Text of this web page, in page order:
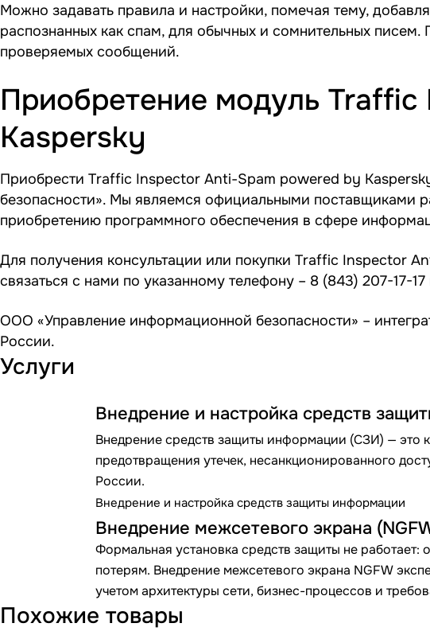
Можно задавать правила и настройки, помечая тему,
распознанных как спам, для обычных и сомнительных
проверяемых сообщений.
Приобретение модуль
Kaspersky
Приобрести Traffic Inspector Anti-Spam powered by
безопасности». Мы являемся официальными поставщиками
приобретению программного обеспечения в сфере
Для получения консультации или покупки Traffic Inspector
связаться с нами по указанному телефону – 8 (843) 207-17-17
ООО «Управление информационной безопасности» –
России.
Услуги
Внедрение и настройка средств
Внедрение средств защиты информации (СЗИ) — это
предотвращения утечек, несанкционированного
России.
Внедрение и настройка средств защиты информации
Внедрение межсетевого экрана
Формальная установка средств защиты не
потерям. Внедрение межсетевого экрана NGFW
учетом архитектуры сети, бизнес-процессов и
Похожие товары